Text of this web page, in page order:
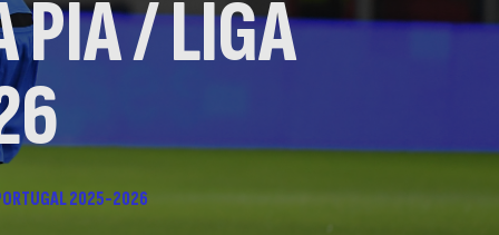
PIA / LIGA
2025-2026